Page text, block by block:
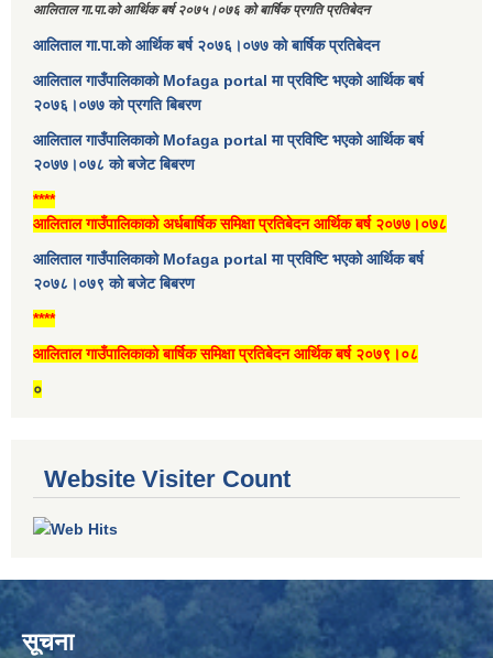
आलिताल गा.पा.को आर्थिक बर्ष २०७५।०७६ को बार्षिक प्रगति प्रतिबेदन
आलिताल गा.पा.को आर्थिक बर्ष २०७६।०७७ को बार्षिक प्रतिबेदन
आलिताल गाउँपालिकाको Mofaga portal मा प्रविष्टि भएको आर्थिक बर्ष
२०७६।०७७ को प्रगति बिबरण
आलिताल गाउँपालिकाको Mofaga portal मा प्रविष्टि भएको आर्थिक बर्ष
२०७७।०७८ को बजेट बिबरण
****
आलिताल गाउँपालिकाको अर्धबार्षिक समिक्षा प्रतिबेदन आर्थिक बर्ष २०७७।०७८
आलिताल गाउँपालिकाको Mofaga portal मा प्रविष्टि भएको आर्थिक बर्ष
२०७८।०७९ को बजेट बिबरण
****
आलिताल गाउँपालिकाको बार्षिक समिक्षा प्रतिबेदन आर्थिक बर्ष २०७९।०८
०
Website Visiter Count
सूचना